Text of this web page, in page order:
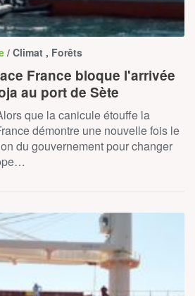
/ Climat , Forêts
France bloque l'arrivée
au port de Sète
que la canicule étouffe la
démontre une nouvelle fois le
du gouvernement pour changer